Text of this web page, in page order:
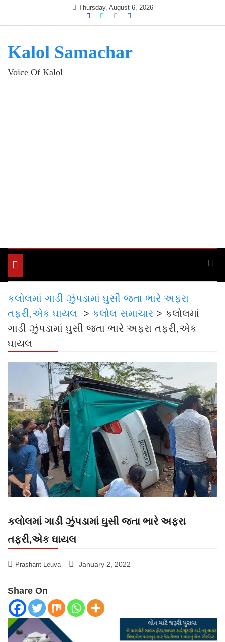
Thursday, August 6, 2026
Kalol Samachar
Voice Of Kalol
Toggle
navigation
કલોલમાં ગાડી ઝુંપડામાં ઘુસી જતા ભારે અફરા
તફરી,એક ઘાયલ > કલોલ સમાચાર > કલોલમાં
ગાડી ઝુંપડામાં ઘુસી જતા ભારે અફરા તફરી,એક
ઘાયલ
કલોલમાં ગાડી ઝુંપડામાં ઘુસી જતા ભારે અફરા
તફરી,એક ઘાયલ
Prashant Leuva January 2, 2022
Share On